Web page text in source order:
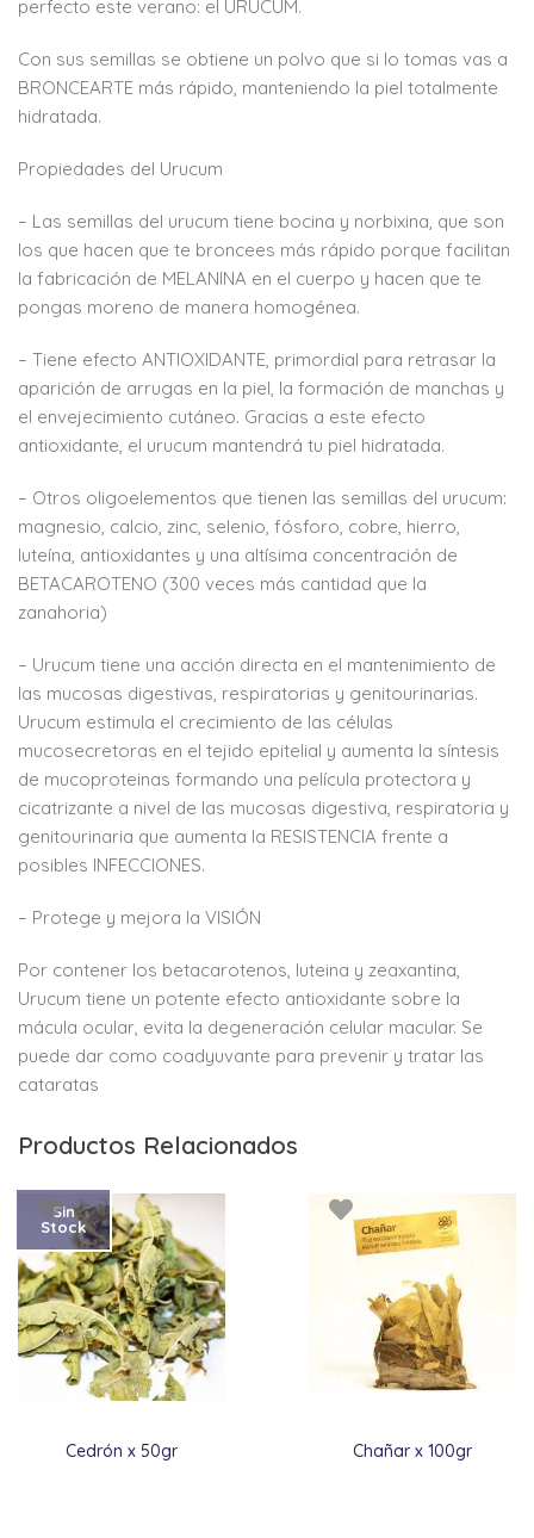
perfecto este verano: el URUCUM.
Con sus semillas se obtiene un polvo que si lo tomas vas a
BRONCEARTE más rápido, manteniendo la piel totalmente
hidratada.
Propiedades del Urucum
– Las semillas del urucum tiene bocina y norbixina, que son
los que hacen que te broncees más rápido porque facilitan
la fabricación de MELANINA en el cuerpo y hacen que te
pongas moreno de manera homogénea.
– Tiene efecto ANTIOXIDANTE, primordial para retrasar la
aparición de arrugas en la piel, la formación de manchas y
el envejecimiento cutáneo. Gracias a este efecto
antioxidante, el urucum mantendrá tu piel hidratada.
– Otros oligoelementos que tienen las semillas del urucum:
magnesio, calcio, zinc, selenio, fósforo, cobre, hierro,
luteína, antioxidantes y una altísima concentración de
BETACAROTENO (300 veces más cantidad que la
zanahoria)
– Urucum tiene una acción directa en el mantenimiento de
las mucosas digestivas, respiratorias y genitourinarias.
Urucum estimula el crecimiento de las células
mucosecretoras en el tejido epitelial y aumenta la síntesis
de mucoproteinas formando una película protectora y
cicatrizante a nivel de las mucosas digestiva, respiratoria y
genitourinaria que aumenta la RESISTENCIA frente a
posibles INFECCIONES.
– Protege y mejora la VISIÓN
Por contener los betacarotenos, luteina y zeaxantina,
Urucum tiene un potente efecto antioxidante sobre la
mácula ocular, evita la degeneración celular macular. Se
puede dar como coadyuvante para prevenir y tratar las
cataratas
Productos Relacionados
Cedrón x 50gr
Sin
Stock
Chañar x 100gr